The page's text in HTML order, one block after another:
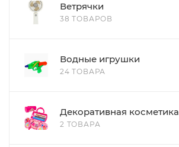
Ветрячки
38 ТОВАРОВ
Водные игрушки
24 ТОВАРА
Декоративная косметика
2 ТОВАРА